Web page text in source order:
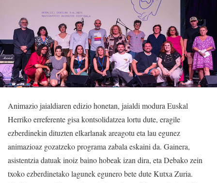
Animazio jaialdiaren edizio honetan, jaialdi modura Euskal
Herriko erreferente gisa kontsolidatzea lortu dute, eragile
ezberdinekin dituzten elkarlanak areagotu eta lau egunez
animazioaz gozatzeko programa zabala eskaini da. Gainera,
asistentzia datuak inoiz baino hobeak izan dira, eta Debako zein
txoko ezberdinetako lagunek egunero bete dute Kutxa Zuria.